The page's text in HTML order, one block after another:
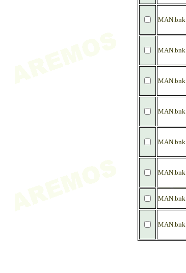
MAN.bnk
MAN.bnk
MAN.bnk
MAN.bnk
MAN.bnk
MAN.bnk
MAN.bnk
MAN.bnk